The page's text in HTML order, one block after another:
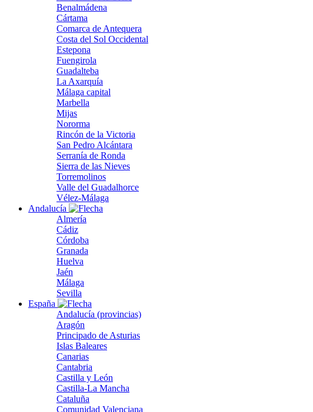
Benalmádena
Cártama
Comarca de Antequera
Costa del Sol Occidental
Estepona
Fuengirola
Guadalteba
La Axarquía
Málaga capital
Marbella
Mijas
Nororma
Rincón de la Victoria
San Pedro Alcántara
Serranía de Ronda
Sierra de las Nieves
Torremolinos
Valle del Guadalhorce
Vélez-Málaga
Andalucía
Almería
Cádiz
Córdoba
Granada
Huelva
Jaén
Málaga
Sevilla
España
Andalucía (provincias)
Aragón
Principado de Asturias
Islas Baleares
Canarias
Cantabria
Castilla y León
Castilla-La Mancha
Cataluña
Comunidad Valenciana